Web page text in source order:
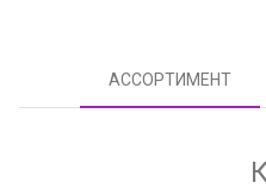
АССОРТИМЕНТ